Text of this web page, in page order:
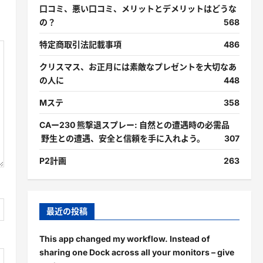
口コミ、悪い口コミ、メリットとデメリットはどうな
の？
568
特定商取引法記載事項 486
クリスマス、お正月には素敵なプレゼントを大切なあ
の人に
448
Mステ 358
CAー230 熊撃退スプレー: 自然との遭遇時の必需品
野生との遭遇、安全と信頼を手に入れよう。
307
P2計画 263
最近の投稿
This app changed my workflow. Instead of
sharing one Dock across all your monitors – give